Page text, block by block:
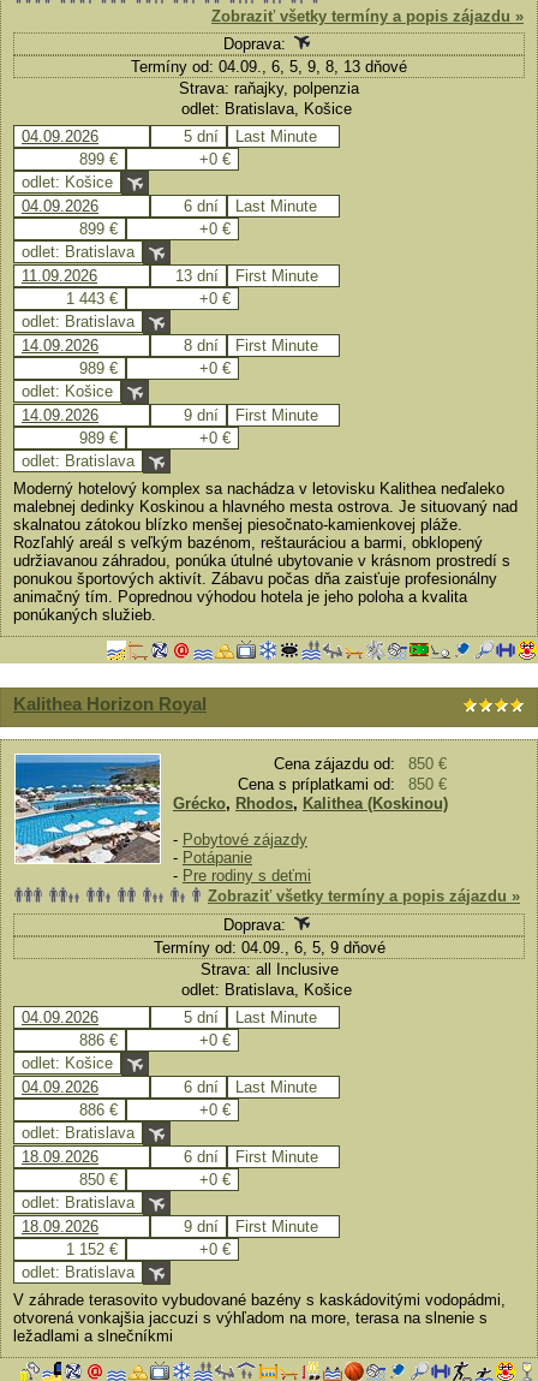
Zobraziť všetky termíny a popis zájazdu »
Doprava:
Termíny od: 04.09., 6, 5, 9, 8, 13 dňové
Strava: raňajky, polpenzia
odlet: Bratislava, Košice
04.09.2026
5 dní
Last Minute
899 €
+0 €
odlet: Košice
04.09.2026
6 dní
Last Minute
899 €
+0 €
odlet: Bratislava
11.09.2026
13 dní
First Minute
1 443 €
+0 €
odlet: Bratislava
14.09.2026
8 dní
First Minute
989 €
+0 €
odlet: Košice
14.09.2026
9 dní
First Minute
989 €
+0 €
odlet: Bratislava
Moderný hotelový komplex sa nachádza v letovisku Kalithea neďaleko
malebnej dedinky Koskinou a hlavného mesta ostrova. Je situovaný nad
skalnatou zátokou blízko menšej piesočnato-kamienkovej pláže.
Rozľahlý areál s veľkým bazénom, reštauráciou a barmi, obklopený
udržiavanou záhradou, ponúka útulné ubytovanie v krásnom prostredí s
ponukou športových aktivít. Zábavu počas dňa zaisťuje profesionálny
animačný tím. Poprednou výhodou hotela je jeho poloha a kvalita
ponúkaných služieb.
Kalithea Horizon Royal
Cena zájazdu od:
850 €
Cena s príplatkami od:
850 €
Grécko, Rhodos, Kalithea (Koskinou)
- Pobytové zájazdy
- Potápanie
- Pre rodiny s deťmi
Zobraziť všetky termíny a popis zájazdu »
Doprava:
Termíny od: 04.09., 6, 5, 9 dňové
Strava: all Inclusive
odlet: Bratislava, Košice
04.09.2026
5 dní
Last Minute
886 €
+0 €
odlet: Košice
04.09.2026
6 dní
Last Minute
886 €
+0 €
odlet: Bratislava
18.09.2026
6 dní
First Minute
850 €
+0 €
odlet: Bratislava
18.09.2026
9 dní
First Minute
1 152 €
+0 €
odlet: Bratislava
V záhrade terasovito vybudované bazény s kaskádovitými vodopádmi,
otvorená vonkajšia jaccuzi s výhľadom na more, terasa na slnenie s
ležadlami a slnečníkmi